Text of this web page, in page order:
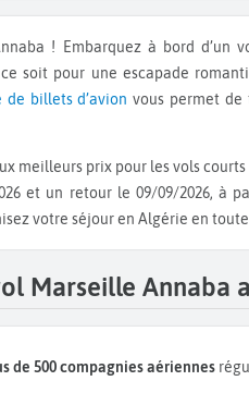
! Embarquez à bord d’un
soit pour une escapade
billets d’avion vous permet de
meilleurs prix pour les vols
et un retour le 09/09/2026, à
votre séjour en Algérie en
Marseille Annaba
de 500 compagnies aériennes